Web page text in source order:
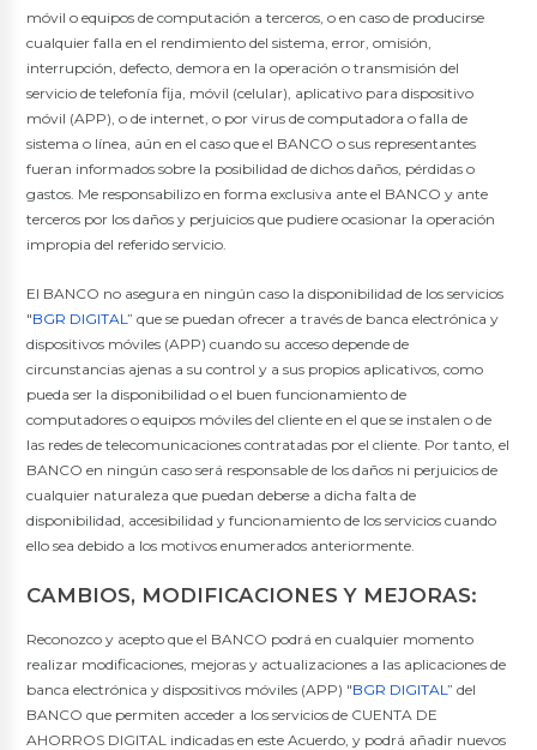
móvil o equipos de computación a terceros, o en caso de producirse
cualquier falla en el rendimiento del sistema, error, omisión,
interrupción, defecto, demora en la operación o transmisión del
servicio de telefonía fija, móvil (celular), aplicativo para dispositivo
móvil (APP), o de internet, o por virus de computadora o falla de
sistema o línea, aún en el caso que el BANCO o sus representantes
fueran informados sobre la posibilidad de dichos daños, pérdidas o
gastos. Me responsabilizo en forma exclusiva ante el BANCO y ante
terceros por los daños y perjuicios que pudiere ocasionar la operación
impropia del referido servicio.
El BANCO no asegura en ningún caso la disponibilidad de los servicios
"BGR DIGITAL” que se puedan ofrecer a través de banca electrónica y
dispositivos móviles (APP) cuando su acceso depende de
circunstancias ajenas a su control y a sus propios aplicativos, como
pueda ser la disponibilidad o el buen funcionamiento de
computadores o equipos móviles del cliente en el que se instalen o de
las redes de telecomunicaciones contratadas por el cliente. Por tanto, el
BANCO en ningún caso será responsable de los daños ni perjuicios de
cualquier naturaleza que puedan deberse a dicha falta de
disponibilidad, accesibilidad y funcionamiento de los servicios cuando
ello sea debido a los motivos enumerados anteriormente.
CAMBIOS, MODIFICACIONES Y MEJORAS:
Reconozco y acepto que el BANCO podrá en cualquier momento
realizar modificaciones, mejoras y actualizaciones a las aplicaciones de
banca electrónica y dispositivos móviles (APP) "BGR DIGITAL” del
BANCO que permiten acceder a los servicios de CUENTA DE
AHORROS DIGITAL indicadas en este Acuerdo, y podrá añadir nuevos